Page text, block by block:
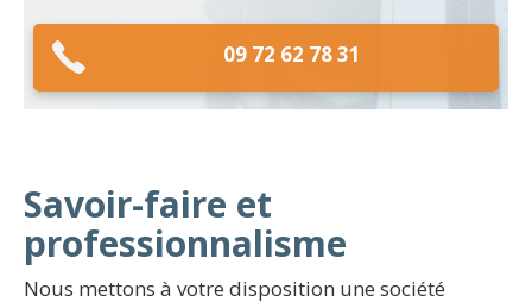
09 72 62 78 31
Savoir-faire et
professionnalisme
Nous mettons à votre disposition une société